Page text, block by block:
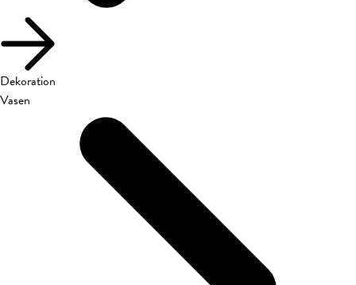
Dekoration
Vasen